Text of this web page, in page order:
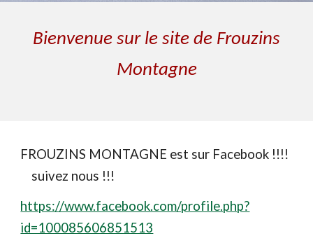
Bienvenue sur le site de Frouzins
Montagne
FROUZINS MONTAGNE est sur Facebook !!!!
suivez nous !!!
https://www.facebook.com/profile.php?
id=100085606851513